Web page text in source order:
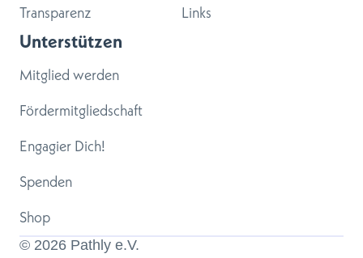
Transparenz
Links
Unterstützen
Mitglied werden
Fördermitgliedschaft
Engagier Dich!
Spenden
Shop
© 2026 Pathly e.V.